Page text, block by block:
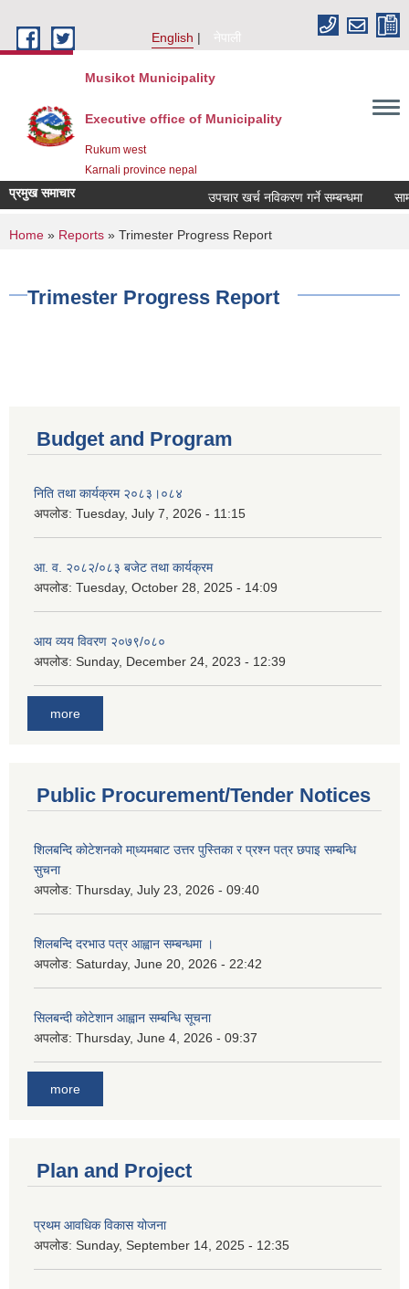
English
नेपाली
Musikot Municipality
Executive office of Municipality
Rukum west
Karnali province nepal
प्रमुख समाचार उपचार खर्च नविकरण गर्ने सम्बन्धमा
You are here
Home » Reports » Trimester Progress Report
Trimester Progress Report
Budget and Program
निति तथा कार्यक्रम २०८३।०८४
अपलोड: Tuesday, July 7, 2026 - 11:15
आ. व. २०८२/०८३ बजेट तथा कार्यक्रम
अपलोड: Tuesday, October 28, 2025 - 14:09
आय व्यय विवरण २०७९/०८०
अपलोड: Sunday, December 24, 2023 - 12:39
more
Public Procurement/Tender Notices
शिलबन्दि कोटेशनको मा्ध्यमबाट उत्तर पुस्तिका र प्रश्न पत्र छपाइ सम्बन्धि
सुचना
अपलोड: Thursday, July 23, 2026 - 09:40
शिलबन्दि दरभाउ पत्र आह्वान सम्बन्धमा ।
अपलोड: Saturday, June 20, 2026 - 22:42
सिलबन्दी कोटेशान आह्वान सम्बन्धि सूचना
अपलोड: Thursday, June 4, 2026 - 09:37
more
Plan and Project
प्रथम आवधिक विकास योजना
अपलोड: Sunday, September 14, 2025 - 12:35